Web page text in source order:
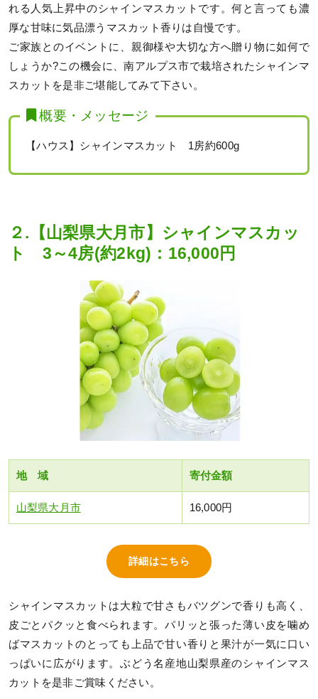
れる人気上昇中のシャインマスカットです。何と言っても濃
厚な甘味に気品漂うマスカット香りは自慢です。
ご家族とのイベントに、親御様や大切な方へ贈り物に如何で
しょうか?この機会に、南アルプス市で栽培されたシャインマ
スカットを是非ご堪能してみて下さい。
概要・メッセージ
【ハウス】シャインマスカット 1房約600g
２.【山梨県大月市】シャインマスカッ
ト 3～4房(約2kg)：16,000円
地 域 寄付金額
山梨県大月市 16,000円
詳細はこちら
シャインマスカットは大粒で甘さもバツグンで香りも高く、
皮ごとパクッと食べられます。パリッと張った薄い皮を噛め
ばマスカットのとっても上品で甘い香りと果汁が一気に口い
っぱいに広がります。ぶどう名産地山梨県産のシャインマス
カットを是非ご賞味ください。